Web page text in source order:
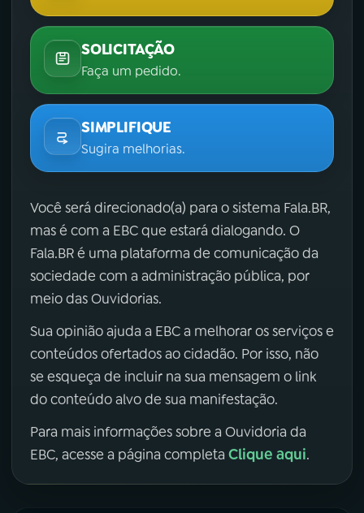
SOLICITAÇÃO
Faça um pedido.
SIMPLIFIQUE
Sugira melhorias.
Você será direcionado(a) para o sistema Fala.BR,
mas é com a EBC que estará dialogando. O
Fala.BR é uma plataforma de comunicação da
sociedade com a administração pública, por
meio das Ouvidorias.
Sua opinião ajuda a EBC a melhorar os serviços e
conteúdos ofertados ao cidadão. Por isso, não
se esqueça de incluir na sua mensagem o link
do conteúdo alvo de sua manifestação.
Para mais informações sobre a Ouvidoria da
EBC, acesse a página completa Clique aqui.